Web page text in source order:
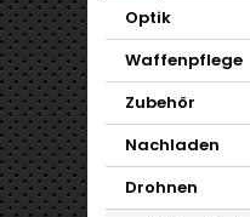
Optik
Waffenpflege
Zubehör
Nachladen
Drohnen